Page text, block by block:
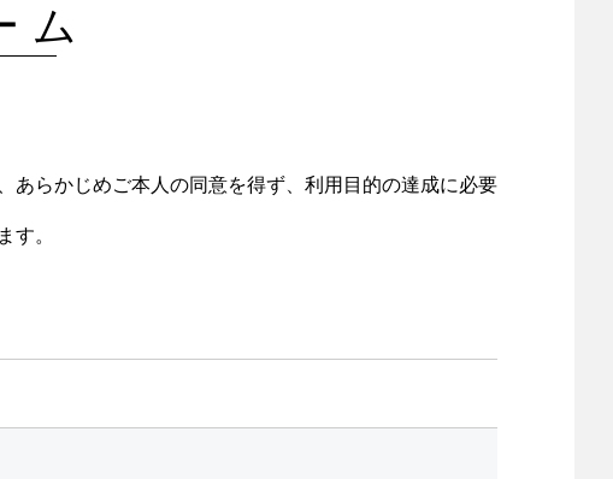
ム
あらかじめご本人の同意を得ず、利用目的の達成に必要
す。